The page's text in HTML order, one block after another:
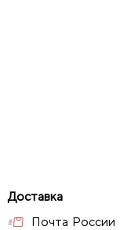
Почта России